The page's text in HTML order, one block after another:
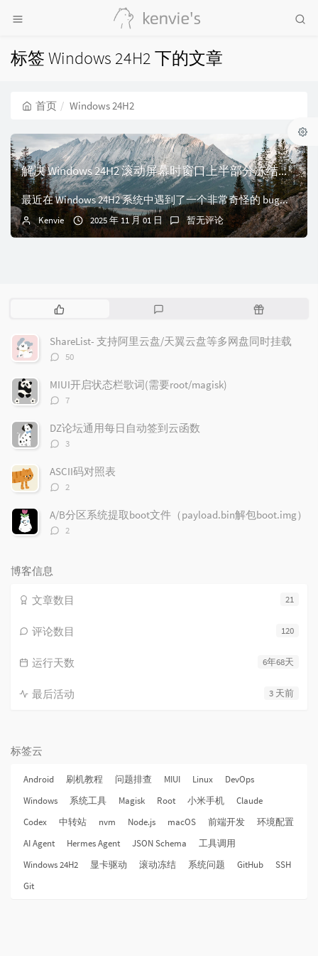
标签 Windows 24H2 下的文章
首页 Windows 24H2
解决 Windows 24H2 滚动屏幕时窗口上半部分冻结的问题
最近在 Windows 24H2 系统中遇到了一个非常奇怪的 bug：在滚动屏幕时，窗口的上半部分会突然冻结并固定在屏幕上，但窗口本身却可以正常滚动。这个...
Kenvie 2025 年 11 月 01 日 暂无评论
热
文
章
评
随
文
ShareList- 支持阿里云盘/天翼云盘等多网盘同时挂载
评
数：
50
MIUI开启状态栏歌词(需要root/magisk)
评
数：
7
DZ论坛通用每日自动签到云函数
评
数：
3
ASCII码对照表
评
数：
2
A/B分区系统提取boot文件（payload.bin解包boot.img）
评
2
博客信息
21
文章数目
120
评论数目
6年68天
运行天数
3 天前
最后活动
标签云
Android 刷机教程 问题排查 MIUI Linux
DevOps
Windows
系统工具 Magisk Root 小米手机
Claude
Codex
中转站 nvm Node.js macOS 前端开发
环境配置
AI Agent
Hermes Agent JSON Schema
工具调用
Windows 24H2
显卡驱动 滚动冻结 系统问题 GitHub
SSH
Git